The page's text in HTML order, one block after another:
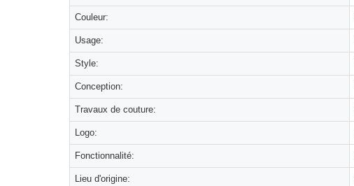
Couleur:
Usage:
Style:
Conception:
Travaux de couture:
Logo:
Fonctionnalité:
Lieu d'origine: